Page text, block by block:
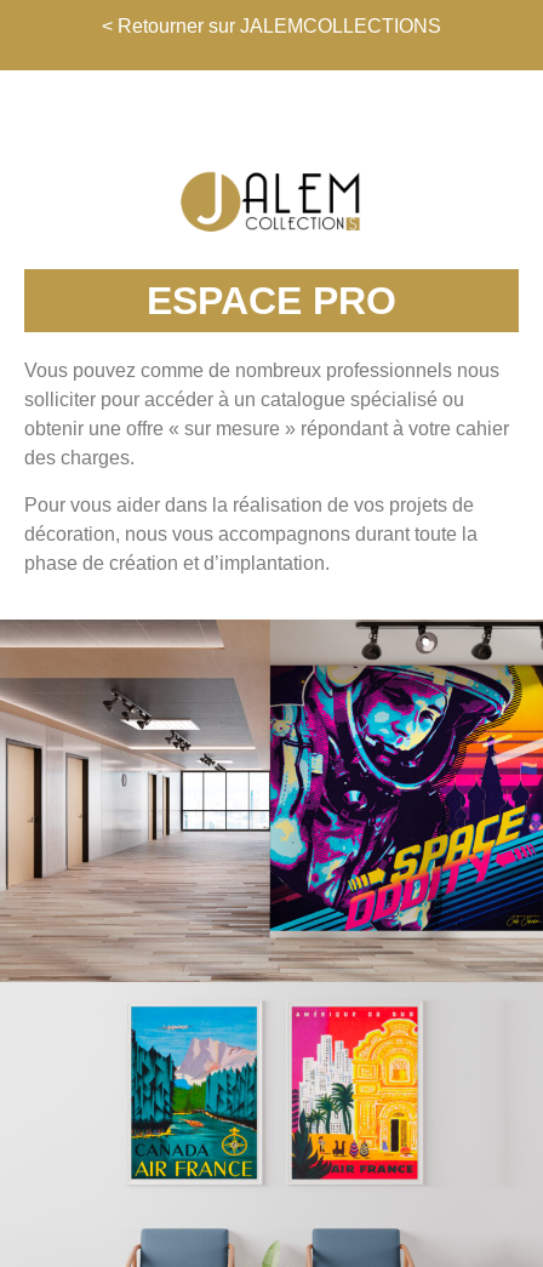
< Retourner sur JALEMCOLLECTIONS
ESPACE PRO
Vous pouvez comme de nombreux professionnels nous
solliciter pour accéder à un catalogue spécialisé ou
obtenir une offre « sur mesure » répondant à votre cahier
des charges.
Pour vous aider dans la réalisation de vos projets de
décoration, nous vous accompagnons durant toute la
phase de création et d’implantation.